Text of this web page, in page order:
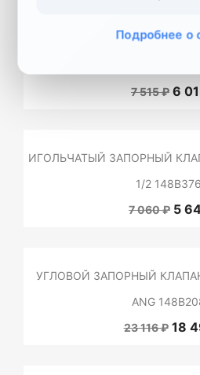
ПРЯМОЙ ЗАПОРНЫЙ КЛАПАН
7 515 ₽ 6
ИГОЛЬЧАТЫЙ ЗАПОРНЫЙ
1/2
7 060 ₽ 5
УГЛОВОЙ ЗАПОРНЫЙ
ANG
23 116 ₽ 18
Подробнее о